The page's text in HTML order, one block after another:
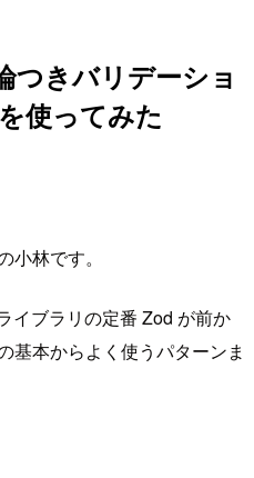
つきバリデーショ
使ってみた
林です。
イブラリの定番 Zod が前か
基本からよく使うパターンま